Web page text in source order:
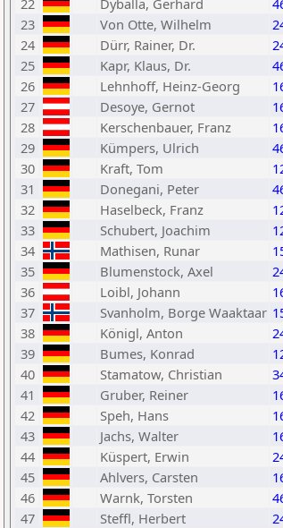
22
Dyballa, Gerhard
23
Von Otte, Wilhelm
24
Dürr, Rainer, Dr.
25
Kapr, Klaus, Dr.
26
Lehnhoff, Heinz-Georg
27
Desoye, Gernot
28
Kerschenbauer, Franz
29
Kümpers, Ulrich
30
Kraft, Tom
31
Donegani, Peter
32
Haselbeck, Franz
33
Schubert, Joachim
34
Mathisen, Runar
35
Blumenstock, Axel
36
Loibl, Johann
37
Svanholm, Borge Waaktaar
38
Königl, Anton
39
Bumes, Konrad
40
Stamatow, Christian
41
Gruber, Reiner
42
Speh, Hans
43
Jachs, Walter
44
Küspert, Erwin
45
Ahlvers, Carsten
46
Warnk, Torsten
47
Steffl, Herbert